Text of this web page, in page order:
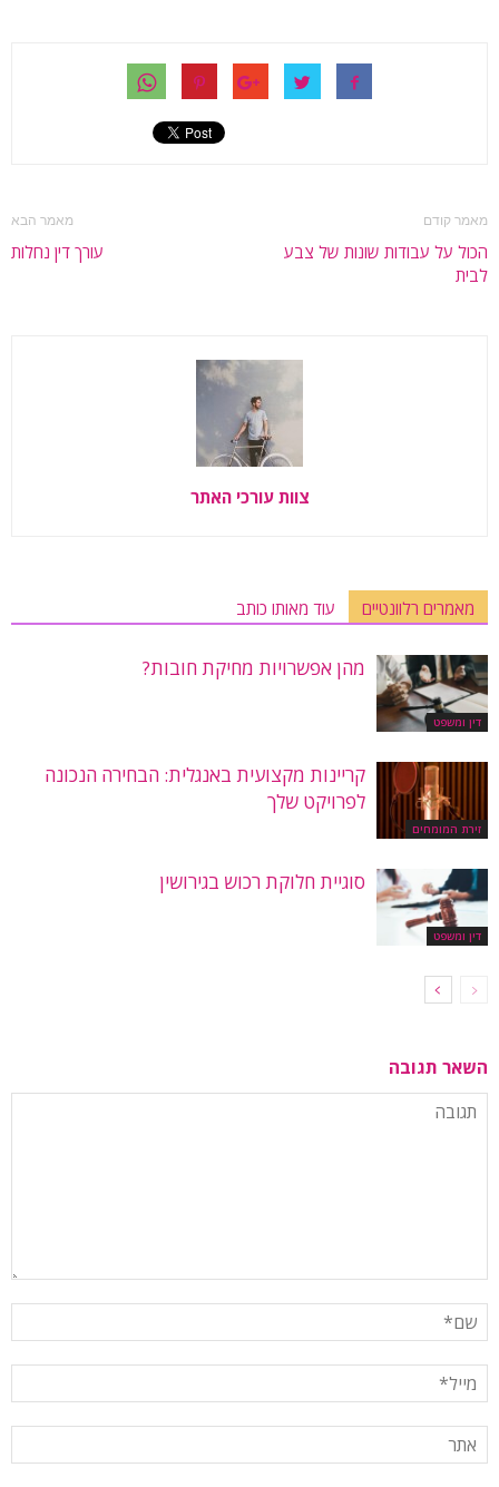
מאמר קודם
הכול על עבודות שונות של צבע
לבית
מאמר הבא
עורך דין נחלות
צוות עורכי האתר
מאמרים רלוונטיים עוד מאותו כותב
דין ומשפט
מהן אפשרויות מחיקת חובות?
זירת המומחים
קריינות מקצועית באנגלית: הבחירה הנכונה
לפרויקט שלך
דין ומשפט
סוגיית חלוקת רכוש בגירושין
השאר תגובה